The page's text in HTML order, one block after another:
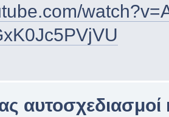
αυτοσχεδιασμοί